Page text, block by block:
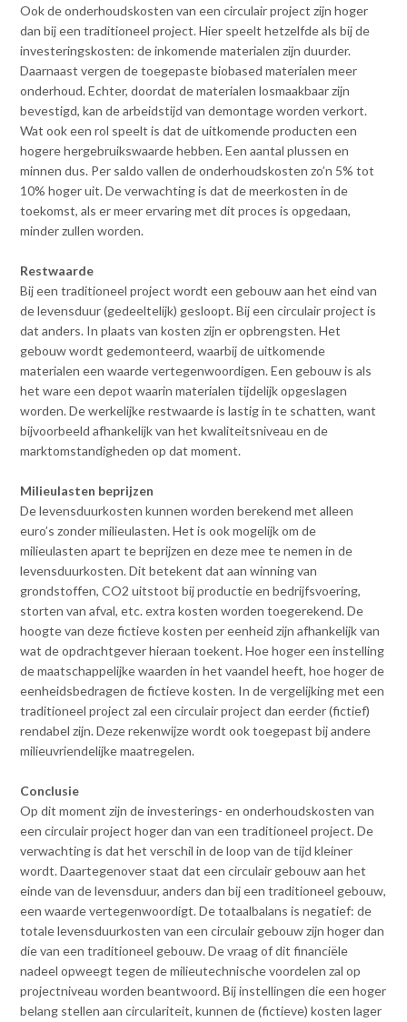
Ook de onderhoudskosten van een circulair project zijn hoger
dan bij een traditioneel project. Hier speelt hetzelfde als bij de
investeringskosten: de inkomende materialen zijn duurder.
Daarnaast vergen de toegepaste biobased materialen meer
onderhoud. Echter, doordat de materialen losmaakbaar zijn
bevestigd, kan de arbeidstijd van demontage worden verkort.
Wat ook een rol speelt is dat de uitkomende producten een
hogere hergebruikswaarde hebben. Een aantal plussen en
minnen dus. Per saldo vallen de onderhoudskosten zo’n 5% tot
10% hoger uit. De verwachting is dat de meerkosten in de
toekomst, als er meer ervaring met dit proces is opgedaan,
minder zullen worden.
Restwaarde
Bij een traditioneel project wordt een gebouw aan het eind van
de levensduur (gedeeltelijk) gesloopt. Bij een circulair project is
dat anders. In plaats van kosten zijn er opbrengsten. Het
gebouw wordt gedemonteerd, waarbij de uitkomende
materialen een waarde vertegenwoordigen. Een gebouw is als
het ware een depot waarin materialen tijdelijk opgeslagen
worden. De werkelijke restwaarde is lastig in te schatten, want
bijvoorbeeld afhankelijk van het kwaliteitsniveau en de
marktomstandigheden op dat moment.
Milieulasten beprijzen
De levensduurkosten kunnen worden berekend met alleen
euro’s zonder milieulasten. Het is ook mogelijk om de
milieulasten apart te beprijzen en deze mee te nemen in de
levensduurkosten. Dit betekent dat aan winning van
grondstoffen, CO2 uitstoot bij productie en bedrijfsvoering,
storten van afval, etc. extra kosten worden toegerekend. De
hoogte van deze fictieve kosten per eenheid zijn afhankelijk van
wat de opdrachtgever hieraan toekent. Hoe hoger een instelling
de maatschappelijke waarden in het vaandel heeft, hoe hoger de
eenheidsbedragen de fictieve kosten. In de vergelijking met een
traditioneel project zal een circulair project dan eerder (fictief)
rendabel zijn. Deze rekenwijze wordt ook toegepast bij andere
milieuvriendelijke maatregelen.
Conclusie
Op dit moment zijn de investerings- en onderhoudskosten van
een circulair project hoger dan van een traditioneel project. De
verwachting is dat het verschil in de loop van de tijd kleiner
wordt. Daartegenover staat dat een circulair gebouw aan het
einde van de levensduur, anders dan bij een traditioneel gebouw,
een waarde vertegenwoordigt. De totaalbalans is negatief: de
totale levensduurkosten van een circulair gebouw zijn hoger dan
die van een traditioneel gebouw. De vraag of dit financiële
nadeel opweegt tegen de milieutechnische voordelen zal op
projectniveau worden beantwoord. Bij instellingen die een hoger
belang stellen aan circulariteit, kunnen de (fictieve) kosten lager